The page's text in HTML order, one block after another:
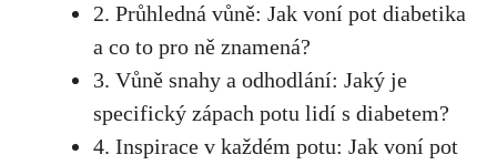
2. Průhledná ​vůně: Jak voní ‌pot diabetika
a co to pro ně znamená?
3.​ Vůně snahy a odhodlání: ⁤Jaký je
specifický zápach potu lidí ⁤s diabetem?
4. Inspirace v každém potu: Jak voní pot